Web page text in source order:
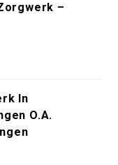
–
In
O.A.